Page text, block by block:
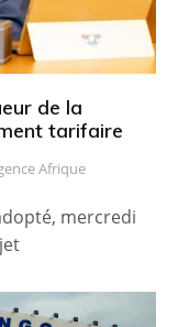
de la
tarifaire
Afrique
mercredi